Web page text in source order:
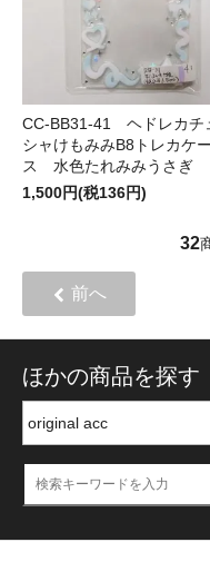
CC-BB31-41 ヘドレカチ
シャけもみみB8トレカケー
ス 水色たれみみうさぎ
1,500円(税136円)
32
前へ
ほかの商品を探す